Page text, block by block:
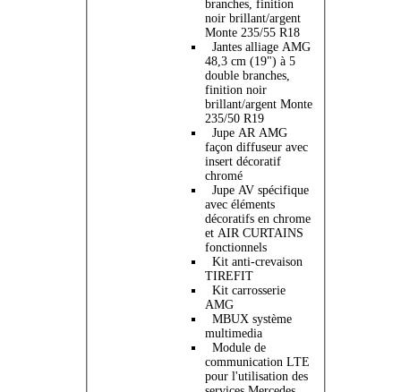
branches, finition
noir brillant/argent
Monte 235/55 R18
Jantes alliage AMG
48,3 cm (19") à 5
double branches,
finition noir
brillant/argent Monte
235/50 R19
Jupe AR AMG
façon diffuseur avec
insert décoratif
chromé
Jupe AV spécifique
avec éléments
décoratifs en chrome
et AIR CURTAINS
fonctionnels
Kit anti-crevaison
TIREFIT
Kit carrosserie
AMG
MBUX système
multimedia
Module de
communication LTE
pour l'utilisation des